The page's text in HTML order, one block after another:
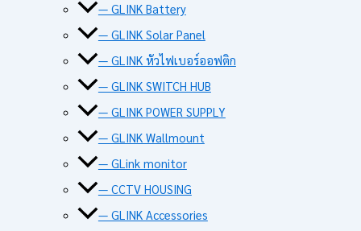
— GLINK Battery
— GLINK Solar Panel
— GLINK หัวไฟเบอร์ออฟติก
— GLINK SWITCH HUB
— GLINK POWER SUPPLY
— GLINK Wallmount
— GLink monitor
— CCTV HOUSING
— GLINK Accessories